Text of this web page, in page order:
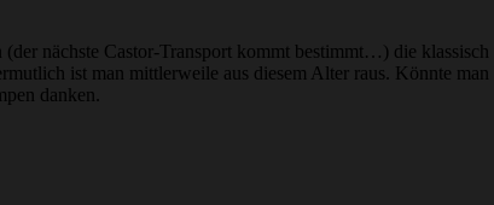
nächste Castor-Transport kommt bestimmt…) die
ist man mittlerweile aus diesem Alter raus. Könnte
danken.